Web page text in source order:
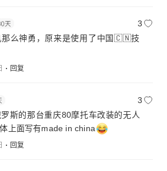
3
那么神勇，原来是使用了中国🇨🇳技
回复
3
斯的那台重庆80摩托车改装的无人
上面写有made in china
回复